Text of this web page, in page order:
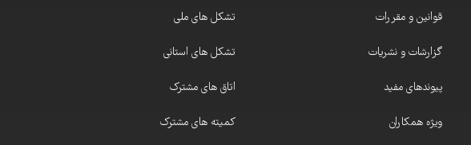
قوانین و مقررات
گزارشات و نشریات
پیوندهای مفید
ویژه همکاران
تشکل های ملی
تشکل های استانی
اتاق های مشترک
کمیته های مشترک